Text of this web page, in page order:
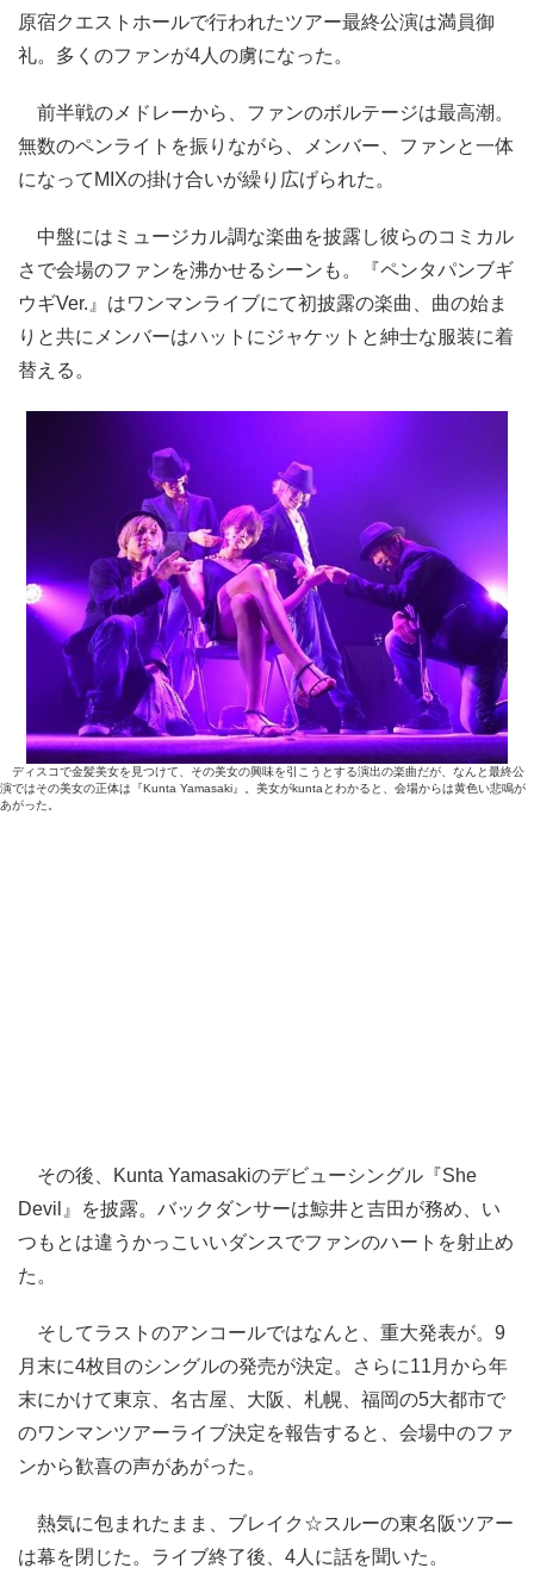
原宿クエストホールで行われたツアー最終公演は満員御
礼。多くのファンが4人の虜になった。
前半戦のメドレーから、ファンのボルテージは最高潮。
無数のペンライトを振りながら、メンバー、ファンと一体
になってMIXの掛け合いが繰り広げられた。
中盤にはミュージカル調な楽曲を披露し彼らのコミカル
さで会場のファンを沸かせるシーンも。『ペンタパンブギ
ウギVer.』はワンマンライブにて初披露の楽曲、曲の始ま
りと共にメンバーはハットにジャケットと紳士な服装に着
替える。
ディスコで金髪美女を見つけて、その美女の興味を引こうとする演出の楽曲だが、なんと最終公
演ではその美女の正体は『Kunta Yamasaki』。美女がkuntaとわかると、会場からは黄色い悲鳴が
あがった。
その後、Kunta Yamasakiのデビューシングル『She
Devil』を披露。バックダンサーは鯨井と吉田が務め、い
つもとは違うかっこいいダンスでファンのハートを射止め
た。
そしてラストのアンコールではなんと、重大発表が。9
月末に4枚目のシングルの発売が決定。さらに11月から年
末にかけて東京、名古屋、大阪、札幌、福岡の5大都市で
のワンマンツアーライブ決定を報告すると、会場中のファ
ンから歓喜の声があがった。
熱気に包まれたまま、ブレイク☆スルーの東名阪ツアー
は幕を閉じた。ライブ終了後、4人に話を聞いた。